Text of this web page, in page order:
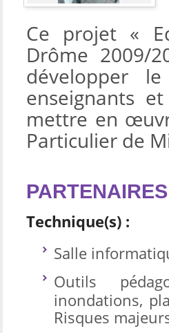
Ce projet «
Drôme 2009/
développer
enseignants
mettre en
Particulier de
Technique(s) :
Salle
Outils
inondations,
Risques